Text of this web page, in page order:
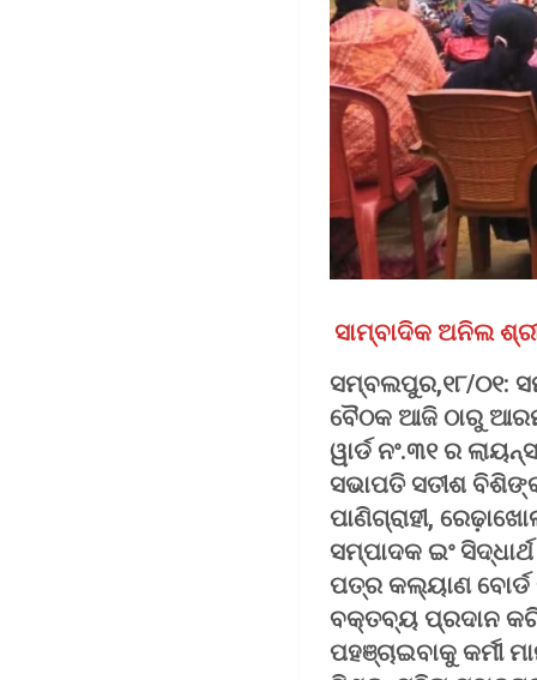
ସାମ୍ବାଦିକ ଅନିଲ
ସମ୍ବଲପୁର,୧୮/୦୧:
ବୈଠକ ଆଜି ଠାରୁ
ୱାର୍ଡ ନଂ.୩୧ ର
ସଭାପତି ସତୀଶ
ପାଣିଗ୍ରାହୀ,
ସମ୍ପାଦକ ଇଂ
ପତ୍ର କଲ୍ୟାଣ ବୋର୍ଡ
ବକ୍ତବ୍ୟ ପ୍ରଦାନ କରି
ପହଞ୍ଚାଇବାକୁ କର୍ମୀ